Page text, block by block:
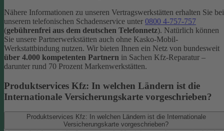
Nähere Informationen zu unseren Vertragswerkstätten erhalten Sie bei
unserem telefonischen Schadenservice unter 0800 4-757-757
(gebührenfrei aus dem deutschen Telefonnetz). Natürlich können
Sie unsere Partnerwerkstätten auch ohne Kasko-Mobil-
Werkstattbindung nutzen. Wir bieten Ihnen ein Netz von bundesweit
über 4.000 kompetenten Partnern in Sachen Kfz-Reparatur –
darunter rund 70 Prozent Markenwerkstätten.
Produktservices Kfz: In welchen Ländern ist die
Internationale Versicherungskarte vorgeschrieben?
Produktservices Kfz: In welchen Ländern ist die Internationale
Versicherungskarte vorgeschrieben?